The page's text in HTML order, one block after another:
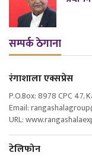
सम्पर्क ठेगाना
रंगाशाला एक्सप्रेस
P.O.Box: 8978 CPC 47,
Email:
URL:
टेलिफोन